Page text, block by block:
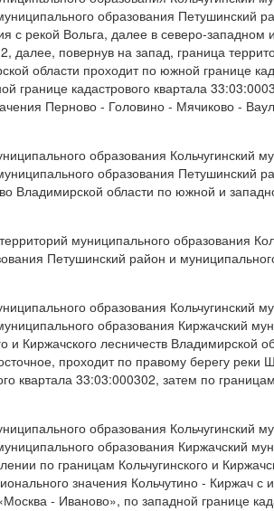
образования Петушинский
с рекой Вольга, далее в северо-западном
далее, повернув на запад, граница
области проходит по южной границе
границе кадастрового квартала
Перново - Головино - Мячиково -
образования Кольчугинский
образования Петушинский
Владимирской области по южной и
муниципального образования
Петушинский район и
образования Кольчугинский
образования Киржачский
и Киржачского лесничеств Владимирской
проходит по правому берегу реки
квартала 33:03:000302, затем по
образования Кольчугинский
образования Киржачский
по границам Кольчугинского и
значения Кольчутино - Киржач
- Иваново», по западной границе